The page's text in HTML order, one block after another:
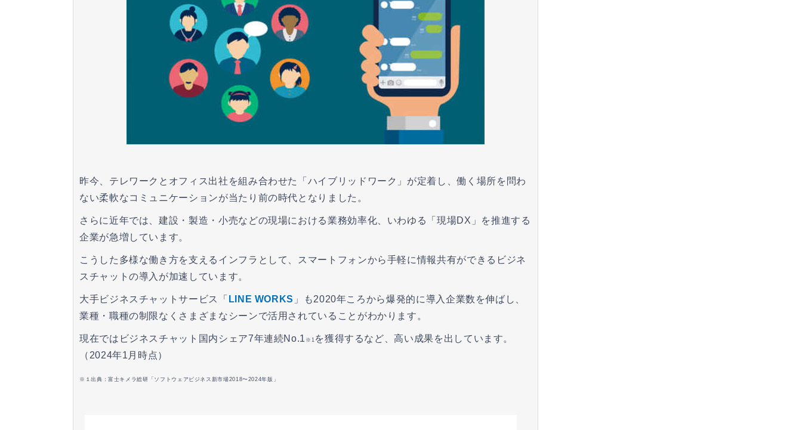
昨今、テレワークとオフィス出社を組み合わせた「ハイブリッドワーク」が定着し、働く場所を問わ
ない柔軟なコミュニケーションが当たり前の時代となりました。
さらに近年では、建設・製造・小売などの現場における業務効率化、いわゆる「現場DX」を推進する
企業が急増しています。
こうした多様な働き方を支えるインフラとして、スマートフォンから手軽に情報共有ができるビジネ
スチャットの導入が加速しています。
大手ビジネスチャットサービス「 LINE WORKS 」も2020年ころから爆発的に導入企業数を伸ばし、
業種・職種の制限なくさまざまなシーンで活用されていることがわかります。
現在ではビジネスチャット国内シェア7年連続No.1 ※1 を獲得するなど、高い成果を出しています。
（2024年1月時点）
※１出典：富士キメラ総研「ソフトウェアビジネス新市場2018〜2024年版」